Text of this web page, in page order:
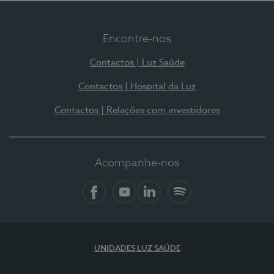
Encontre-nos
Contactos | Luz Saúde
Contactos | Hospital da Luz
Contactos | Relações com investidores
Acompanhe-nos
UNIDADES LUZ SAÚDE